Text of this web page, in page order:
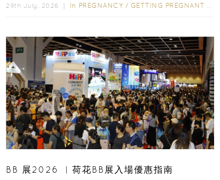
29th July, 2026 ｜ In PREGNANCY / GETTING PREGNANT
BB 展2026 ︳荷花BB展入場優惠指南